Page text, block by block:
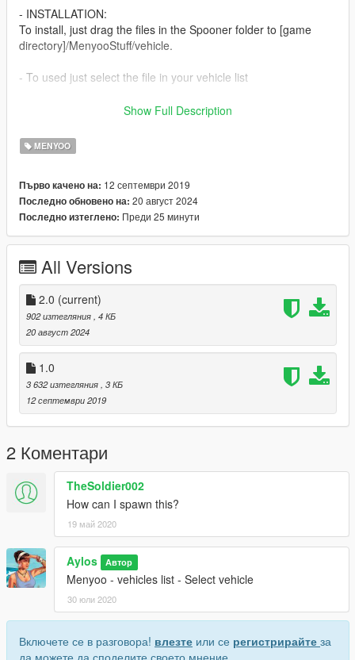
- INSTALLATION:
To install, just drag the files in the Spooner folder to [game
directory]/MenyooStuff/vehicle.
- To used just select the file in your vehicle list
- Dont upload the mod in other site without permission, but you
props or fix bugs.
Show Full Description
MENYOO
Първо качено на: 12 септември 2019
Последно обновено на: 20 август 2024
Последно изтеглено: Преди 25 минути
All Versions
2.0 (current)
902 изтегляния , 4 КБ
20 август 2024
1.0
3 632 изтегляния , 3 КБ
12 септември 2019
2 Коментари
TheSoldier002
How can I spawn this?
19 май 2020
Aylos Автор
Menyoo - vehicles list - Select vehicle
30 юли 2020
Включете се в разговора! влезте или се регистрирайте за
да можете да споделите своето мнение.